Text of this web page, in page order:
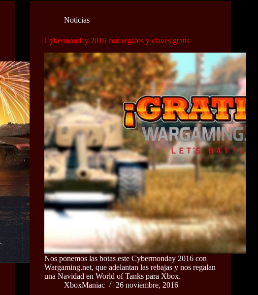
Noticias
Cybermonday 2016 con regalos y claves gratis
Nos ponemos las botas este Cybermonday 2016 con
Wargaming.net, que adelantan las rebajas y nos regalan
una Navidad en World of Tanks para Xbox.
XboxManiac
26 noviembre, 2016